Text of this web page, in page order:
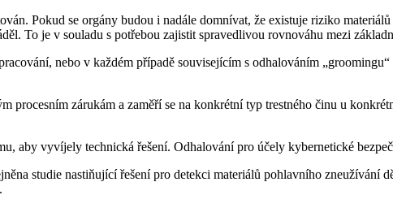
Pokud se orgány budou i nadále domnívat, že existuje riziko
To je v souladu s potřebou zajistit spravedlivou rovnováhu mezi
nebo v každém případě souvisejícím s odhalováním
procesním zárukám a zaměří se na konkrétní typ trestného činu u
aby vyvíjely technická řešení. Odhalování pro účely kybernetické
studie nastiňující řešení pro detekci materiálů pohlavního